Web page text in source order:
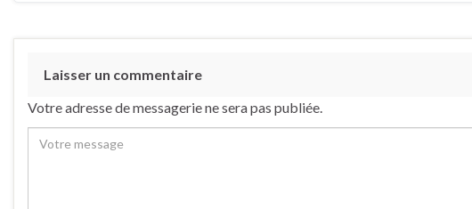
Laisser un commentaire
Votre adresse de messagerie ne sera pas publiée.